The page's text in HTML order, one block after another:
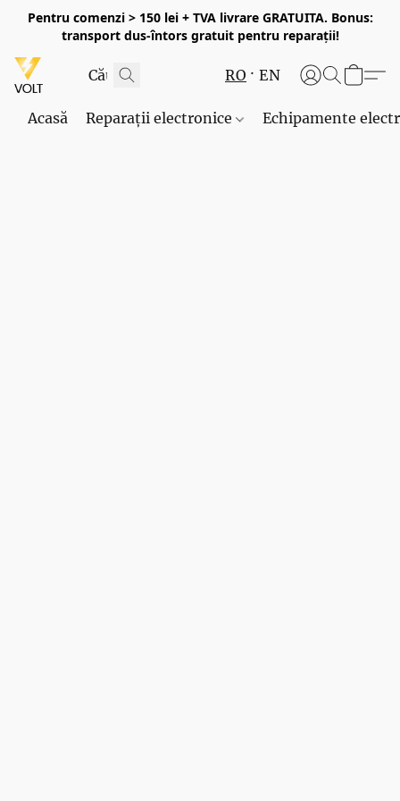
Pentru comenzi > 150 lei + TVA livrare GRATUITA. Bonus:
transport dus-întors gratuit pentru reparații!
RO EN
Acasă Reparații electronice Echipamente